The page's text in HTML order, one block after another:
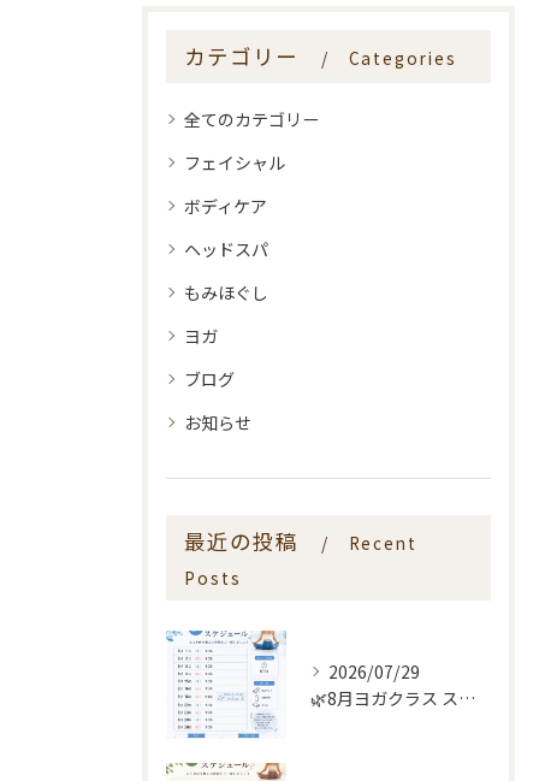
カテゴリー Categories
全てのカテゴリー
フェイシャル
ボディケア
ヘッドスパ
もみほぐし
ヨガ
ブログ
お知らせ
最近の投稿
Recent
Posts
2026/07/29
🌿8月ヨガクラス スケジュールのお知らせ🌿